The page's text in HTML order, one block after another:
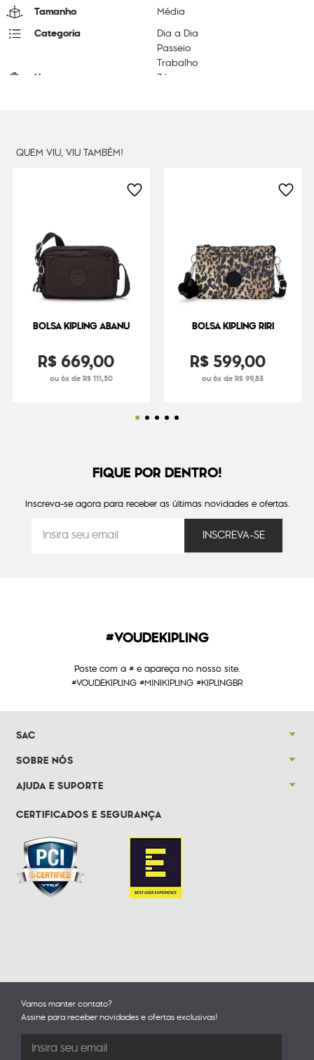
Tamanho Média
Categoria
Dia a Dia
Passeio
Trabalho
Litragem 7 L
QUEM VIU, VIU TAMBÉM!
BOLSA KIPLING ABANU
R$669,00
ou 6x de R$ 111,50
BOLSA KIPLING RIRI
R$599,00
ou 6x de R$ 99,83
FIQUE POR DENTRO!
Inscreva-se agora para receber as últimas novidades e ofertas.
#VOUDEKIPLING
Poste com a # e apareça no nosso site.
#VOUDEKIPLING #MINIKIPLING #KIPLINGBR
SAC
SOBRE NÓS
AJUDA E SUPORTE
CERTIFICADOS E SEGURANÇA
Vamos manter contato?
Assine para receber novidades e ofertas exclusivas!